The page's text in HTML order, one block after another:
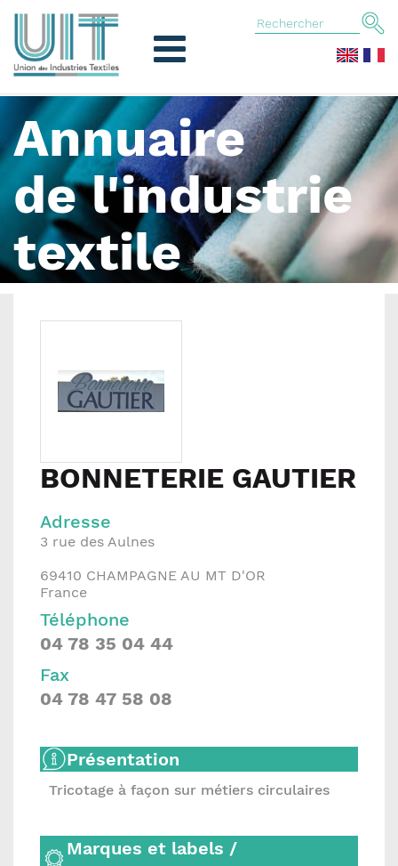
Annuaire
de l'industrie
textile
BONNETERIE GAUTIER
Adresse
3 rue des Aulnes
69410 CHAMPAGNE AU MT D'OR
France
Téléphone
04 78 35 04 44
Fax
04 78 47 58 08
Présentation
Tricotage à façon sur métiers circulaires
Marques et labels /